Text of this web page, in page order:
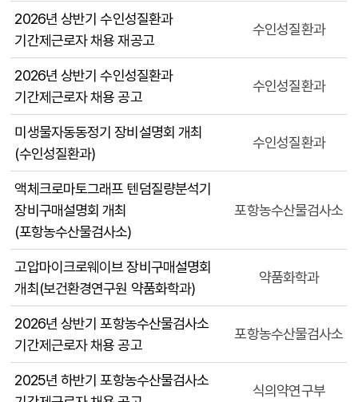
2026년 상반기 수인성질환과
기간제근로자 채용 재공고
수인성질환과
2026년 상반기 수인성질환과
기간제근로자 채용 공고
수인성질환과
미생물자동동정기 장비설명회 개최
(수인성질환과)
수인성질환과
액체크로마토그래프 텐덤질량분석기
장비구매설명회 개최
(포항농수산물검사소)
포항농수산물검사소
고압마이크로웨이브 장비구매설명회
개최(보건환경연구원 약품화학과)
약품화학과
2026년 상반기 포항농수산물검사소
기간제근로자 채용 공고
포항농수산물검사소
2025년 하반기 포항농수산물검사소
식의약연구부